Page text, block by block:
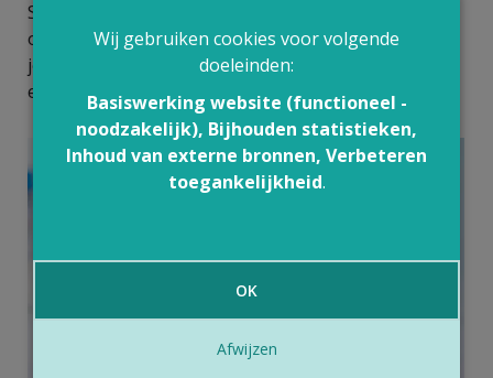
Soms is er nog
oorzaak van de bloedarmoede te vinden. Je arts kan
je ook doorverwijzen naar eenspecialist
een hematoloog).
Wij gebruiken cookies voor volgende
doeleinden:
Basiswerking website (functioneel -
noodzakelijk), Bijhouden statistieken,
Inhoud van externe bronnen, Verbeteren
toegankelijkheid.
OK
Afwijzen